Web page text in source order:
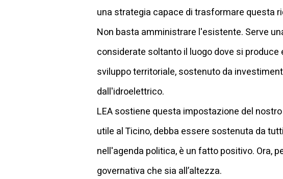
una strategia capace di trasformare questa
Non basta amministrare l'esistente. Serve
considerate soltanto il luogo dove si
sviluppo territoriale, sostenuto da
dall'idroelettrico.
LEA sostiene questa impostazione del
utile al Ticino, debba essere sostenuta da
nell'agenda politica, è un fatto positivo. Ora,
governativa che sia all’altezza.